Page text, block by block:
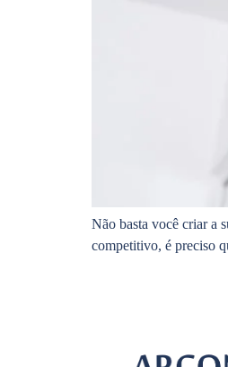
Não basta você criar a
competitivo, é preciso